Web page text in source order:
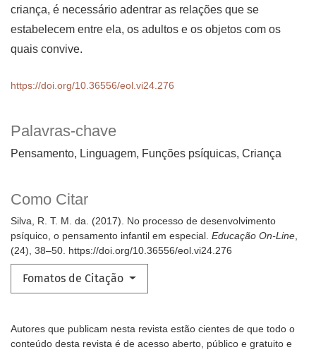
Palavras-chave
Pensamento, Linguagem, Funções psíquicas, Criança
Como Citar
Silva, R. T. M. da. (2017). No processo de desenvolvimento
psíquico, o pensamento infantil em especial. Educação On-Line,
(24), 38–50. https://doi.org/10.36556/eol.vi24.276
Fomatos de Citação
criança, é necessário adentrar as relações que se
estabelecem entre ela, os adultos e os objetos com os
quais convive.
https://doi.org/10.36556/eol.vi24.276
Autores que publicam nesta revista estão cientes de que todo o
conteúdo desta revista é de acesso aberto, público e gratuito e